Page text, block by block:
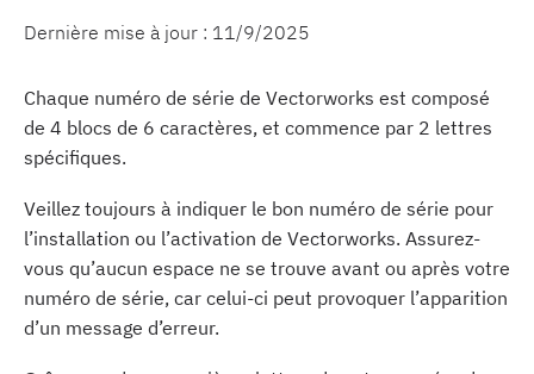
Dernière mise à jour : 11/9/2025
Chaque numéro de série de Vectorworks est composé
de 4 blocs de 6 caractères, et commence par 2 lettres
spécifiques.
Veillez toujours à indiquer le bon numéro de série pour
l’installation ou l’activation de Vectorworks. Assurez-
vous qu’aucun espace ne se trouve avant ou après votre
numéro de série, car celui-ci peut provoquer l’apparition
d’un message d’erreur.